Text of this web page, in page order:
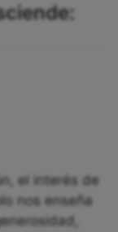
el interés de
nos enseña